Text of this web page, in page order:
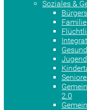
Soziales &
Familie
Jugend
2.0